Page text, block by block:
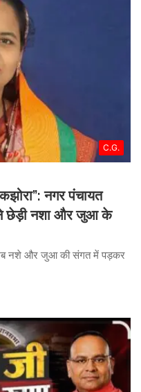
C.G.
नगर पंचायत
ने छेड़ी नशा और जुआ के
अब नशे और जुआ की संगत में पड़कर